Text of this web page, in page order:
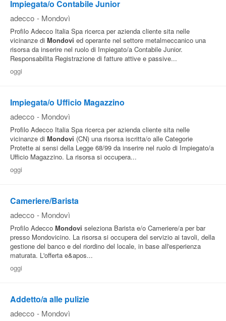
Impiegata/o Contabile Junior
adecco - Mondovì
Profilo Adecco Italia Spa ricerca per azienda cliente sita nelle
vicinanze di Mondovi ed operante nel settore metalmeccanico una
risorsa da inserire nel ruolo di Impiegato/a Contabile Junior.
Responsabilita Registrazione di fatture attive e passive...
oggi
Impiegata/o Ufficio Magazzino
adecco - Mondovì
Profilo Adecco Italia Spa ricerca per azienda cliente sita nelle
vicinanze di Mondovi (CN) una risorsa iscritta/o alle Categorie
Protette ai sensi della Legge 68/99 da inserire nel ruolo di Impiegato/a
Ufficio Magazzino. La risorsa si occupera...
oggi
Cameriere/Barista
adecco - Mondovì
Profilo Adecco Mondovi seleziona Barista e/o Cameriere/a per bar
presso Mondovicino. La risorsa si occupera del servizio ai tavoli, della
gestione del banco e del riordino del locale, in base all'esperienza
maturata. L'offerta e&apos...
oggi
Addetto/a alle pulizie
adecco - Mondovì